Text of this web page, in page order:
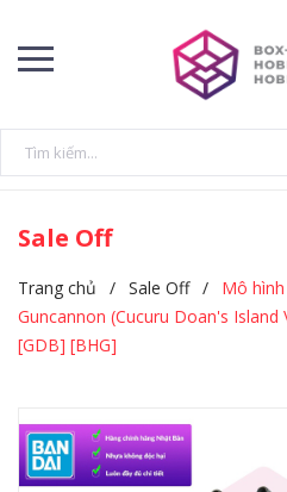
Sale Off
Trang chủ / Sale Off /
Mô
Guncannon (Cucuru Doan's Island
[GDB] [BHG]